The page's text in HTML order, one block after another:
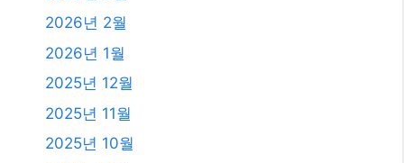
2026년 2월
2026년 1월
2025년 12월
2025년 11월
2025년 10월